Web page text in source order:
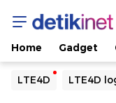
Home Gadget
LTE4D LTE4D
Yang sedang
Loading...